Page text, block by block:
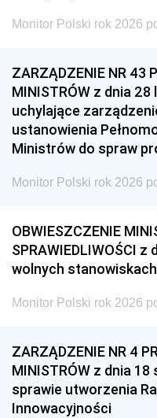
Monitor Polski rok 2026
ZARZĄDZENIE NR 43
MINISTRÓW z dnia 28
uchylające
ustanowienia
Ministrów do spraw
Monitor Polski rok 2026
OBWIESZCZENIE
SPRAWIEDLIWOŚCI
wolnych
Monitor Polski rok 2026
ZARZĄDZENIE NR 4
MINISTRÓW z dnia
sprawie utworzenia
Innowacyjności